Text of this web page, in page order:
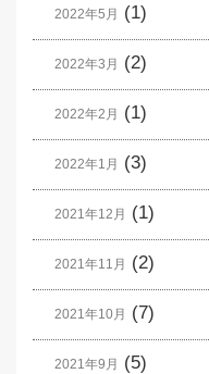
2022年5月 (1)
2022年3月 (2)
2022年2月 (1)
2022年1月 (3)
2021年12月 (1)
2021年11月 (2)
2021年10月 (7)
2021年9月 (5)